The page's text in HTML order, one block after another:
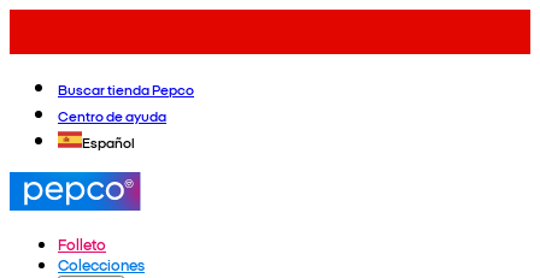
Buscar tienda Pepco
Centro de ayuda
Español
Folleto
Colecciones